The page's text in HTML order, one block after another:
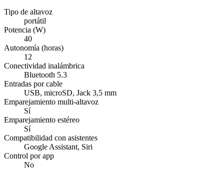
Tipo de altavoz
portátil
Potencia (W)
40
Autonomía (horas)
12
Conectividad inalámbrica
Bluetooth 5.3
Entradas por cable
USB, microSD, Jack 3,5 mm
Emparejamiento multi-altavoz
Sí
Emparejamiento estéreo
Sí
Compatibilidad con asistentes
Google Assistant, Siri
Control por app
No